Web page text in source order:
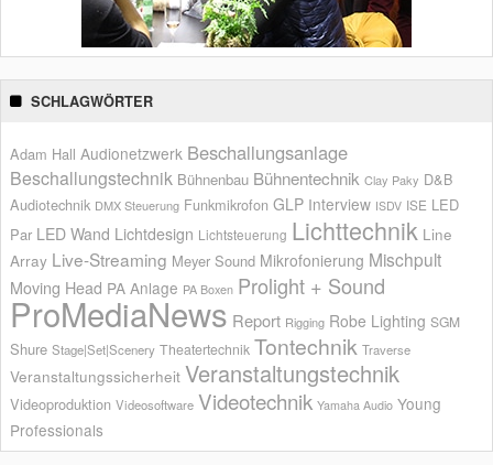
SCHLAGWÖRTER
Adam Hall Audionetzwerk Beschallungsanlage
Beschallungstechnik Bühnenbau Bühnentechnik Clay Paky D&B
Audiotechnik DMX Steuerung Funkmikrofon GLP Interview ISDV ISE LED
Par LED Wand Lichtdesign Lichtsteuerung Lichttechnik Line
Array Live-Streaming Meyer Sound Mikrofonierung Mischpult
Moving Head PA Anlage PA Boxen Prolight + Sound
ProMediaNews Report Rigging Robe Lighting SGM
Shure Stage|Set|Scenery Theatertechnik Tontechnik Traverse
Veranstaltungssicherheit Veranstaltungstechnik
Videoproduktion Videosoftware Videotechnik Yamaha Audio Young
Professionals